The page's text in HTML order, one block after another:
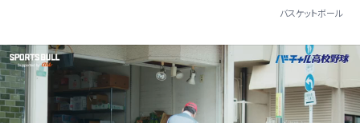
バスケットボール